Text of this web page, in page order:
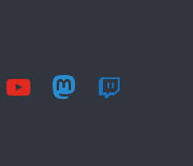
youtube mastodon twitch